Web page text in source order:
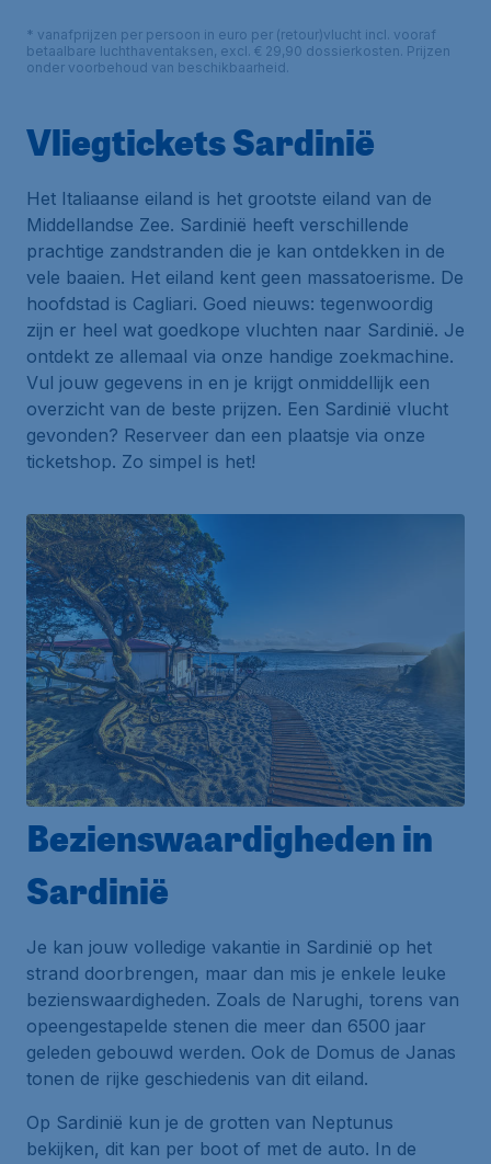
* vanafprijzen per persoon in euro per (retour)vlucht incl. vooraf
betaalbare luchthaventaksen, excl. € 29,90 dossierkosten. Prijzen
onder voorbehoud van beschikbaarheid.
Vliegtickets Sardinië
Het Italiaanse eiland is het grootste eiland van de
Middellandse Zee. Sardinië heeft verschillende
prachtige zandstranden die je kan ontdekken in de
vele baaien. Het eiland kent geen massatoerisme. De
hoofdstad is Cagliari. Goed nieuws: tegenwoordig
zijn er heel wat goedkope vluchten naar Sardinië. Je
ontdekt ze allemaal via onze handige zoekmachine.
Vul jouw gegevens in en je krijgt onmiddellijk een
overzicht van de beste prijzen. Een Sardinië vlucht
gevonden? Reserveer dan een plaatsje via onze
ticketshop. Zo simpel is het!
Bezienswaardigheden in
Sardinië
Je kan jouw volledige vakantie in Sardinië op het
strand doorbrengen, maar dan mis je enkele leuke
bezienswaardigheden. Zoals de Narughi, torens van
opeengestapelde stenen die meer dan 6500 jaar
geleden gebouwd werden. Ook de Domus de Janas
tonen de rijke geschiedenis van dit eiland.
Op Sardinië kun je de grotten van Neptunus
bekijken, dit kan per boot of met de auto. In de